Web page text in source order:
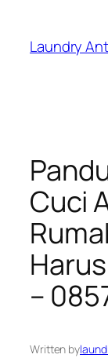
content
Laundry
Cuci
–
Written by